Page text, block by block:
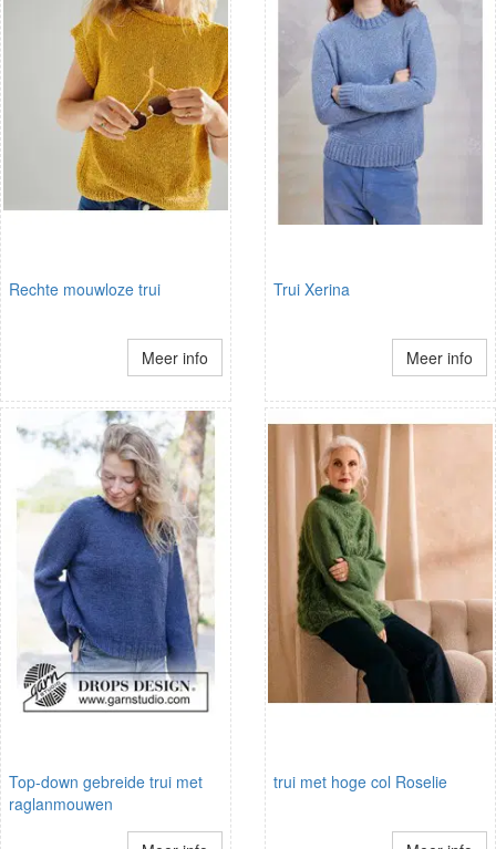
Rechte mouwloze trui
Meer info
Trui Xerina
Meer info
Top-down gebreide trui met
raglanmouwen
trui met hoge col Roselie